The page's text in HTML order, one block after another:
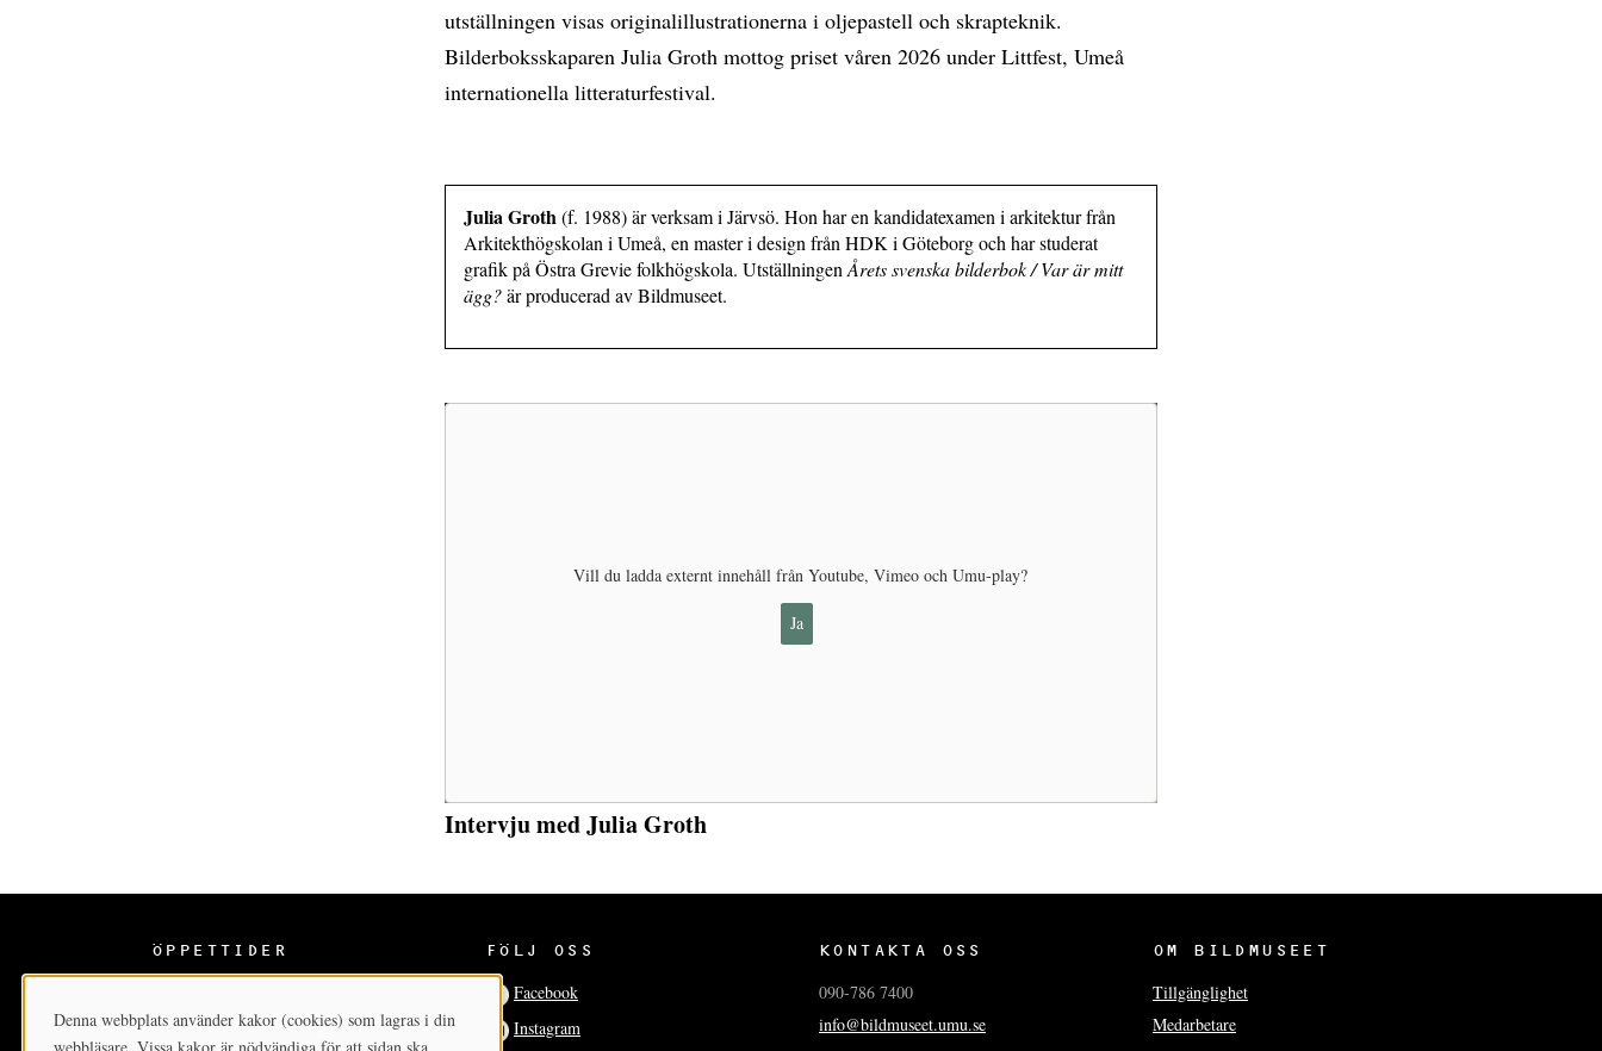
utställningen visas originalillustrationerna i oljepastell och skrapteknik.
Bilderboksskaparen Julia Groth mottog priset våren 2026 under Littfest, Umeå
internationella litteraturfestival.
Julia Groth(f. 1988) är verksam i Järvsö. Hon har en kandidatexamen i arkitektur från
Arkitekthögskolan i Umeå, en master i design från HDK i Göteborg och har studerat
grafik på Östra Grevie folkhögskola. UtställningenÅrets svenska bilderbok / Var är mitt
ägg?är producerad av Bildmuseet.
Vill du ladda externt innehåll från Youtube, Vimeo och Umu-play?
Ja
Intervju med Julia Groth
ÖPPETTIDER FÖLJ OSS
Facebook
Instagram
KONTAKTA OSS
090-786 7400
info@bildmuseet.umu.se
OM BILDMUSEET
Tillgänglighet
Medarbetare
Cookie-samtycke
Denna webbplats använder kakor (cookies) som lagras i din